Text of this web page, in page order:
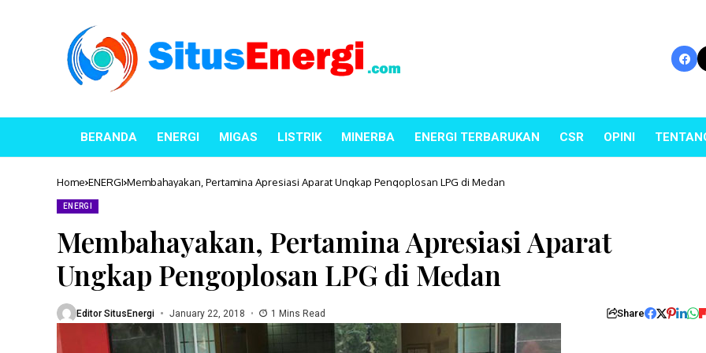
BERANDA ENERGI MIGAS LISTRIK MINERBA ENERGI TERBARUKAN CSR OPINI
Home ENERGI Membahayakan, Pertamina Apresiasi Aparat Ungkap Pengoplosan LPG di Medan
ENERGI
Membahayakan, Pertamina Apresiasi Aparat
Ungkap Pengoplosan LPG di Medan
Editor SitusEnergi January 22, 2018 1 Mins Read Share